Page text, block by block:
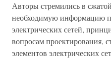
Авторы стремились в
необходимую информацию
электрических сетей,
вопросам проектирования,
элементов электрических